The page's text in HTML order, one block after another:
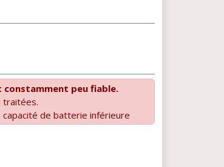
peu fiable.
traitées.
capacité de batterie inférieure